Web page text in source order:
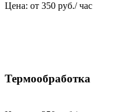
Цена: от 350 руб./ час
Термообработка